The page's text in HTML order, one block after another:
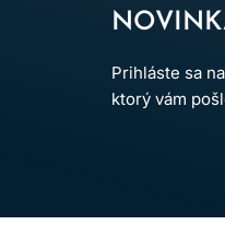
Prihláste sa
ktorý vám